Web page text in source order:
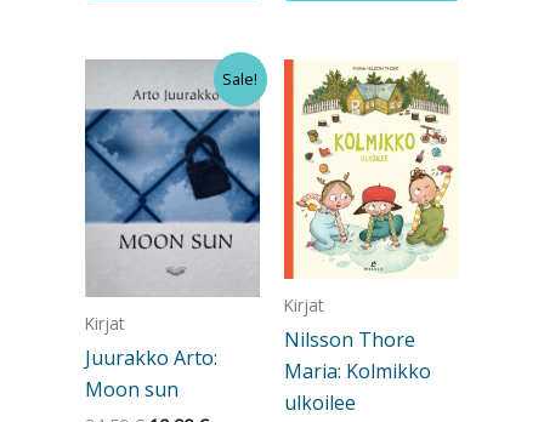
Sale!
Kirjat
Juurakko Arto:
Moon sun
Kirjat
Nilsson Thore
Maria: Kolmikko
ulkoilee